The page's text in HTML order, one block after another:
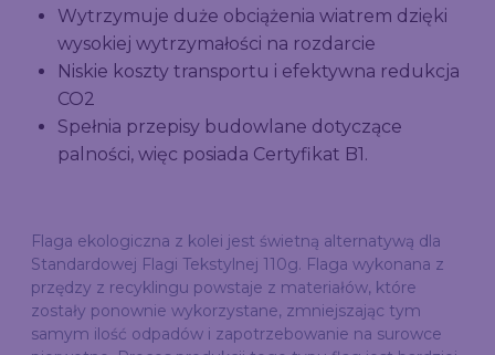
Wytrzymuje duże obciążenia wiatrem dzięki
wysokiej wytrzymałości na rozdarcie
Niskie koszty transportu i efektywna redukcja
CO2
Spełnia przepisy budowlane dotyczące
palności, więc posiada Certyfikat B1.
Flaga ekologiczna z kolei jest świetną alternatywą dla
Standardowej Flagi Tekstylnej 110g. Flaga wykonana z
przędzy z recyklingu powstaje z materiałów, które
zostały ponownie wykorzystane, zmniejszając tym
samym ilość odpadów i zapotrzebowanie na surowce